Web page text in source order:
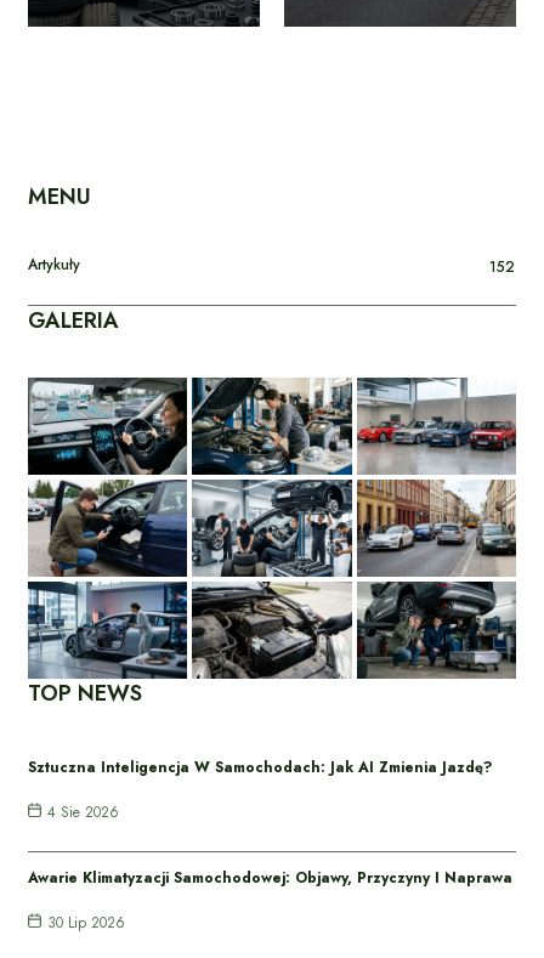
MENU
Artykuły 152
GALERIA
TOP NEWS
Sztuczna Inteligencja W Samochodach: Jak AI Zmienia Jazdę?
4 Sie 2026
Awarie Klimatyzacji Samochodowej: Objawy, Przyczyny I Naprawa
30 Lip 2026